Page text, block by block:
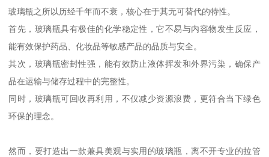
玻璃瓶之所以历经千年而不衰，核心在于其无可替代的特性。
首先，玻璃瓶具有极佳的化学稳定性，它不易与内容物发生反应，
能有效保护药品、化妆品等敏感产品的品质与安全。
其次，玻璃瓶密封性强，能有效防止液体挥发和外界污染，确保产
品在运输与储存过程中的完整性。
同时，玻璃瓶可回收再利用，不仅减少资源浪费，更符合当下绿色
环保的理念。
然而，要打造出一款兼具美观与实用的玻璃瓶，离不开专业的拉管